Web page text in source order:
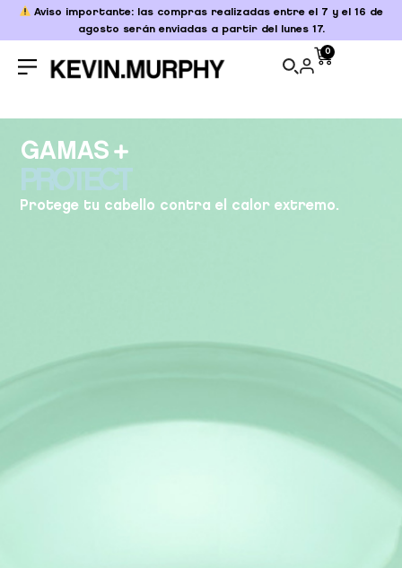
Aviso importante: las compras realizadas entre el 7 y el 16 de
agosto serán enviadas a partir del lunes 17.
0
GAMAS
PROTECT
Protege tu cabello contra el calor extremo.